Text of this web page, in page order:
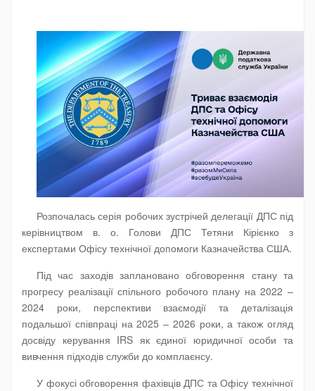
Розпочалась серія робочих зустрічей делегації ДПС під
керівництвом в. о. Голови ДПС Тетяни Кірієнко з
експертами Офісу технічної допомоги Казначейства США.
Під час заходів заплановано обговорення стану та
прогресу реалізації спільного робочого плану на 2022 –
2024 роки, перспективи взаємодії та деталізація
подальшої співпраці на 2025 – 2026 роки, а також огляд
досвіду керування IRS як єдиної юридичної особи та
вивчення підходів служби до комплаєнсу.
У фокусі обговорення фахівців ДПС та Офісу технічної